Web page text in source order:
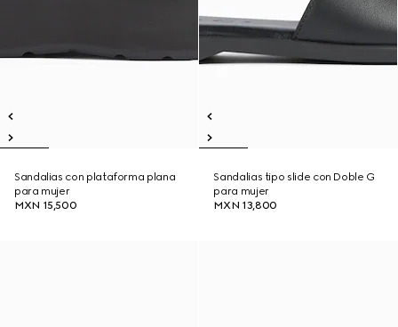
Sandalias con plataforma plana
para mujer
MXN 15,500
Sandalias tipo slide con Doble G
para mujer
MXN 13,800